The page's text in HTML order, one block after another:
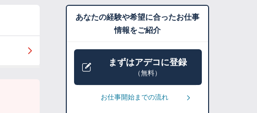
あなたの経験や希望に合ったお仕事
情報をご紹介
まずはアデコに登録
（無料）
お仕事開始までの流れ